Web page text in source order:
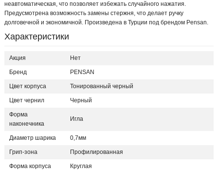
неавтоматическая, что позволяет избежать случайного нажатия.
Предусмотрена возможность замены стержня, что делает ручку
долговечной и экономичной. Произведена в Турции под брендом Pensan.
Характеристики
Акция Нет
Бренд PENSAN
Цвет корпуса Тонированный черный
Цвет чернил Черный
Форма
наконечника
Игла
Диаметр шарика 0,7мм
Грип-зона Профилированная
Форма корпуса Круглая